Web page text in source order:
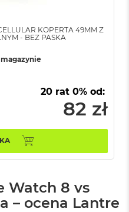
KOPERTA 49MM Z
- BEZ PASKA
20 rat 0% od:
82 zł
Watch 8 vs
– ocena Lantre